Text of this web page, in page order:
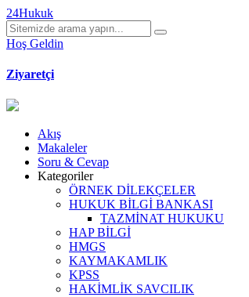
24Hukuk
Hoş Geldin
Ziyaretçi
Akış
Makaleler
Soru & Cevap
Kategoriler
ÖRNEK DİLEKÇELER
HUKUK BİLGİ BANKASI
TAZMİNAT HUKUKU
HAP BİLGİ
HMGS
KAYMAKAMLIK
KPSS
HAKİMLİK SAVCILIK